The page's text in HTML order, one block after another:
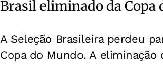
Brasil eliminado da Copa
A Seleção Brasileira perdeu
Copa do Mundo. A